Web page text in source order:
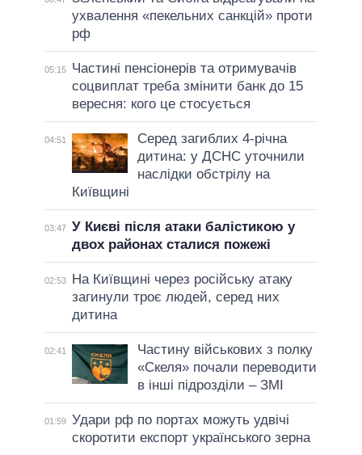
ухвалення «пекельних санкцій» проти
рф
05:15
Частині пенсіонерів та отримувачів
соцвиплат треба змінити банк до 15
вересня: кого це стосується
04:51
Серед загиблих 4-річна
дитина: у ДСНС уточнили
наслідки обстрілу на
Київщині
03:47 У Києві після атаки балістикою у
двох районах сталися пожежі
02:53
На Київщині через російську атаку
загинули троє людей, серед них
дитина
02:41
Частину військових з полку
«Скеля» почали переводити
в інші підрозділи – ЗМІ
01:59 Удари рф по портах можуть удвічі
скоротити експорт українського зерна